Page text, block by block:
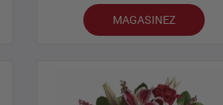
MAGASINEZ